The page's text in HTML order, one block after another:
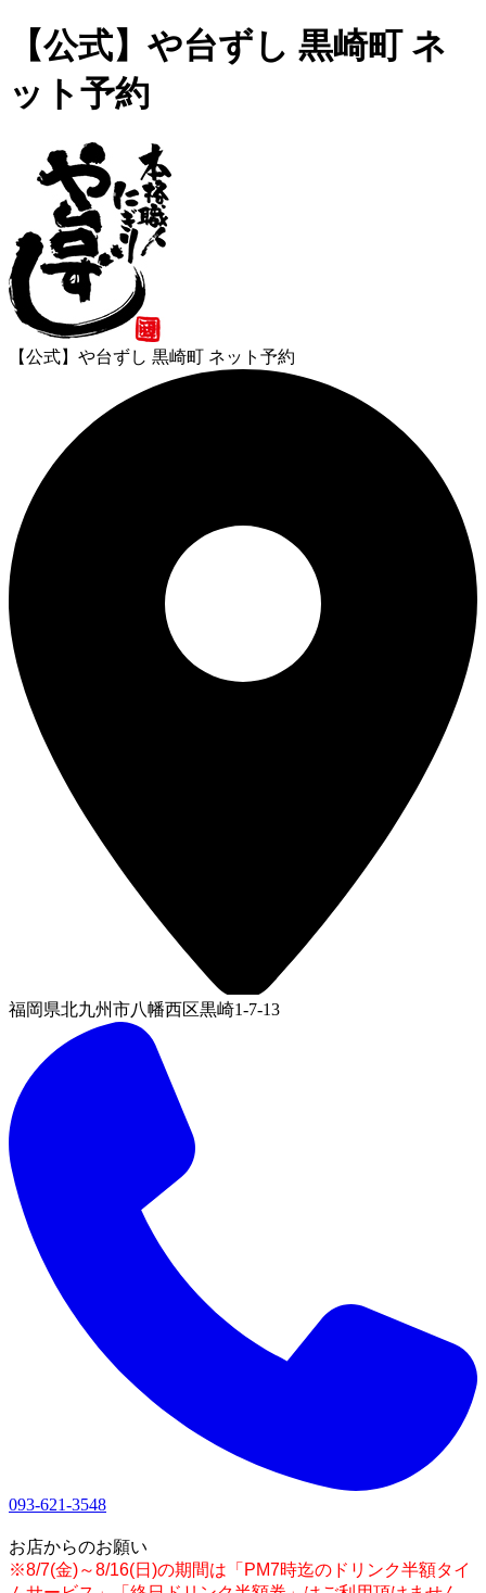
【公式】や台ずし 黒崎町 ネ
ット予約
【公式】や台ずし 黒崎町 ネット予約
福岡県北九州市八幡西区黒崎1-7-13
093-621-3548
お店からのお願い
※8/7(金)～8/16(日)の期間は「PM7時迄のドリンク半額タイ